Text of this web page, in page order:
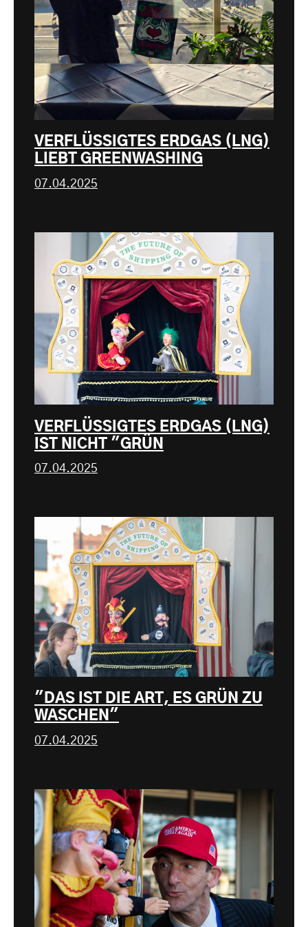
VERFLÜSSIGTES ERDGAS (LNG)
LIEBT GREENWASHING
07.04.2025
VERFLÜSSIGTES ERDGAS (LNG)
IST NICHT "GRÜN
07.04.2025
"DAS IST DIE ART, ES GRÜN ZU
WASCHEN"
07.04.2025